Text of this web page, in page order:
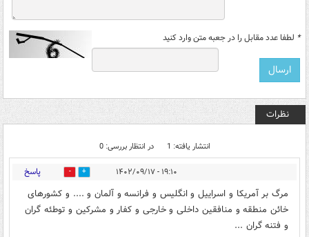
* لطفا عدد مقابل را در جعبه متن وارد کنید
نظرات
انتشار یافته: 1 در انتظار بررسی: 0
۱۹:۱۰ - ۱۴۰۲/۰۹/۱۷ 0 پاسخ
مرگ بر آمریکا و اسراییل و انگلیس و فرانسه و آلمان و .... و کشورهای
خائن منطقه و منافقین داخلی و خارجی و کفار و مشرکین و توطئه گران
و فتنه گران ...